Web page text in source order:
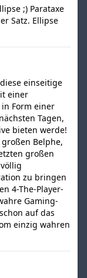
;) Parataxe
Satz. Ellipse
einseitige
einer
Form einer
Tagen,
bieten werde!
Belphe,
großen
zu bringen
4-The-Player-
Gaming-
auf das
einzig wahren